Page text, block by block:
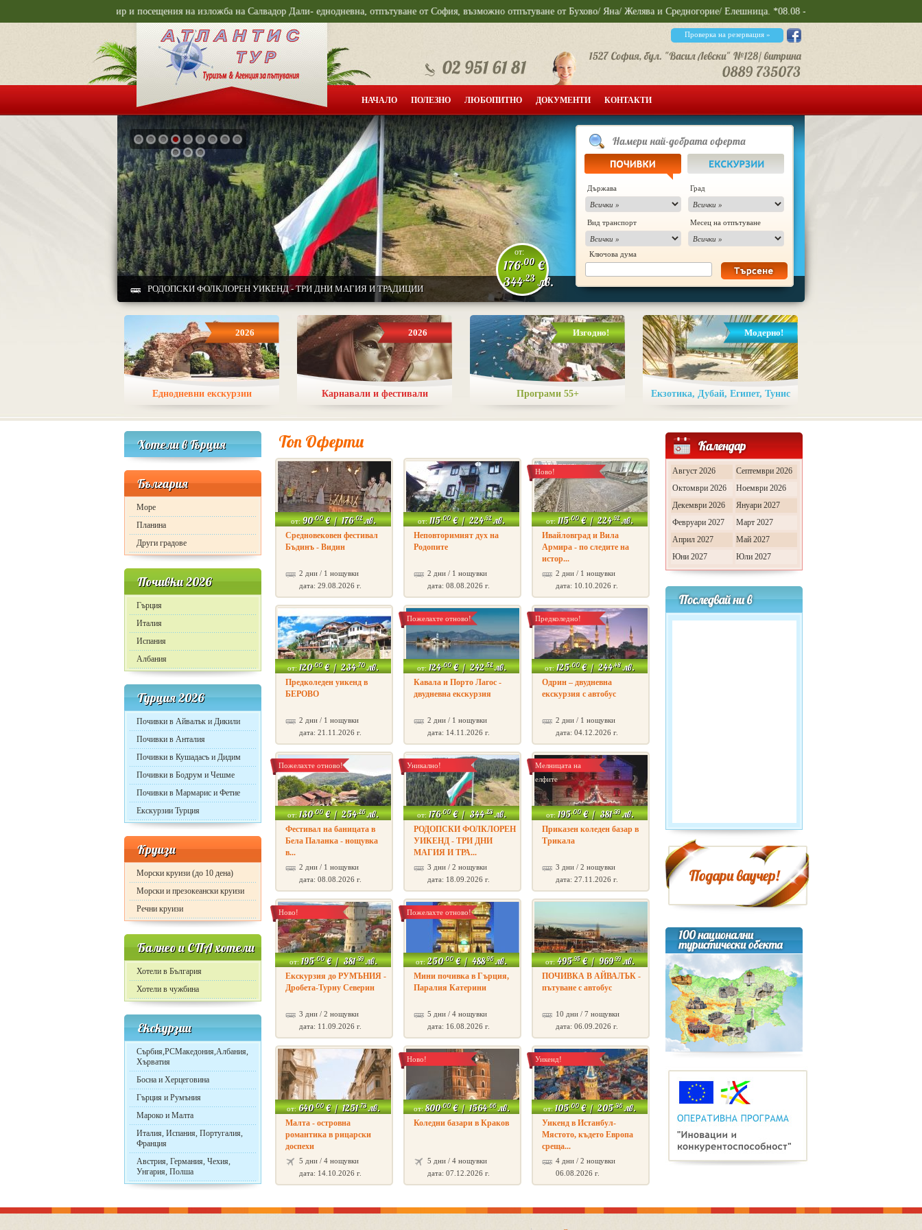
Калкаски манастир и посещения на изложба на Салвадор Дали- еднодневна, отпътуване от София, възможно отпътуване от Бухово/ Яна/ Желява и Средногорие/ Елешница. *08.08 - Фестивал на баницата в Бела
Проверка на резервация »
НАЧАЛО ПОЛЕЗНО ЛЮБОПИТНО ДОКУМЕНТИ КОНТАКТИ
ПОЛИТИКА ЗА ПОВЕРИТЕЛНОСТ
РОДОПСКИ ФОЛКЛОРЕН УИКЕНД - ТРИ ДНИ МАГИЯ И ТРАДИЦИИ
от:
176.00€
344.23лв.
Държава Град
Вид транспорт Месец на отпътуване
Ключова дума
2026
Еднодневни екскурзии
2026
Карнавали и фестивали
Изгодно!
Програми 55+
Модерно!
Екзотика, Дубай, Египет, Тунис
Хотели в Гърция
България
Море
Планина
Други градове
Почивки 2026
Гърция
Италия
Испания
Албания
Турция 2026
Почивки в Айвалък и Дикили
Почивки в Анталия
Почивки в Кушадасъ и Дидим
Почивки в Бодрум и Чешме
Почивки в Мармарис и Фетие
Екскурзии Турция
Круизи
Морски круизи (до 10 дена)
Морски и презокеански круизи
Речни круизи
Балнео и СПА хотели
Хотели в България
Хотели в чужбина
Екскурзии
Сърбия,РСМакедония,Албания,
Хърватия
Босна и Херцеговина
Гърция и Румъния
Мароко и Малта
Италия, Испания, Португалия,
Франция
Австрия, Германия, Чехия,
Унгария, Полша
Топ Оферти
от:90.00 € / 176.02 лв.
Средновековен фестивал
Бъдинъ - Видин
2 дни / 1 нощувки
дата: 29.08.2026 г.
от:115.00 € / 224.92 лв.
Неповторимият дух на
Родопите
2 дни / 1 нощувки
дата: 08.08.2026 г.
Ново!
от:115.00 € / 224.92 лв.
Ивайловград и Вила
Армира - по следите на
истор...
2 дни / 1 нощувки
дата: 10.10.2026 г.
от:120.00 € / 234.70 лв.
Предколеден уикенд в
БЕРОВО
2 дни / 1 нощувки
дата: 21.11.2026 г.
Пожелахте отново!
от:124.00 € / 242.52 лв.
Кавала и Порто Лагос -
двудневна екскурзия
2 дни / 1 нощувки
дата: 14.11.2026 г.
Предколедно!
от:125.00 € / 244.48 лв.
Одрин – двудневна
екскурзия с автобус
2 дни / 1 нощувки
дата: 04.12.2026 г.
Пожелахте отново!
от:130.00 € / 254.26 лв.
Фестивал на баницата в
Бела Паланка - нощувка
в...
2 дни / 1 нощувки
дата: 08.08.2026 г.
Уникално!
от:176.00 € / 344.23 лв.
РОДОПСКИ ФОЛКЛОРЕН
УИКЕНД - ТРИ ДНИ
МАГИЯ И ТРА...
3 дни / 2 нощувки
дата: 18.09.2026 г.
Мелницата на
елфите
от:195.00 € / 381.39 лв.
Приказен коледен базар в
Трикала
3 дни / 2 нощувки
дата: 27.11.2026 г.
Ново!
от:195.00 € / 381.39 лв.
Екскурзия до РУМЪНИЯ -
Дробета-Турну Северин
3 дни / 2 нощувки
дата: 11.09.2026 г.
Пожелахте отново!
от:250.00 € / 488.96 лв.
Мини почивка в Гърция,
Паралия Катерини
5 дни / 4 нощувки
дата: 16.08.2026 г.
от:495.95 € / 969.99 лв.
ПОЧИВКА В АЙВАЛЪК -
пътуване с автобус
10 дни / 7 нощувки
дата: 06.09.2026 г.
от:640.00 € / 1251.73 лв.
Малта - островна
романтика в рицарски
доспехи
5 дни / 4 нощувки
дата: 14.10.2026 г.
Ново!
от:800.00 € / 1564.66 лв.
Коледни базари в Краков
5 дни / 4 нощувки
дата: 07.12.2026 г.
Уикенд!
от:105.00 € / 205.36 лв.
Уикенд в Истанбул-
Мястото, където Европа
среща...
4 дни / 2 нощувки
06.08.2026 г.
Август 2026
Септември 2026
Октомври 2026
Ноември 2026
Декември 2026
Януари 2027
Февруари 2027
Март 2027
Април 2027
Май 2027
Юни 2027
Юли 2027